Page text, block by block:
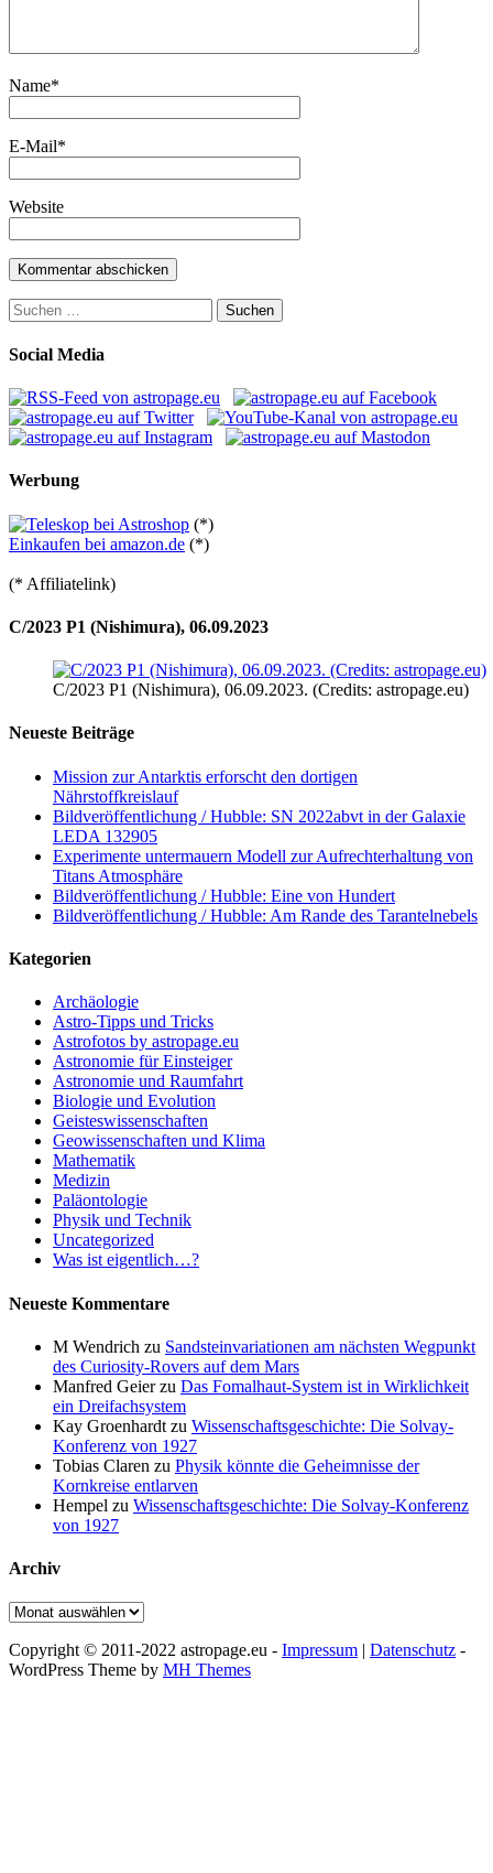
Name*
E-Mail*
Website
Suchen
nach:
Social Media
Werbung
(*)
Einkaufen bei amazon.de (*)
(* Affiliatelink)
C/2023 P1 (Nishimura), 06.09.2023
C/2023 P1 (Nishimura), 06.09.2023. (Credits: astropage.eu)
Neueste Beiträge
Mission zur Antarktis erforscht den dortigen
Nährstoffkreislauf
Bildveröffentlichung / Hubble: SN 2022abvt in der Galaxie
LEDA 132905
Experimente untermauern Modell zur Aufrechterhaltung von
Titans Atmosphäre
Bildveröffentlichung / Hubble: Eine von Hundert
Bildveröffentlichung / Hubble: Am Rande des Tarantelnebels
Kategorien
Archäologie
Astro-Tipps und Tricks
Astrofotos by astropage.eu
Astronomie für Einsteiger
Astronomie und Raumfahrt
Biologie und Evolution
Geisteswissenschaften
Geowissenschaften und Klima
Mathematik
Medizin
Paläontologie
Physik und Technik
Uncategorized
Was ist eigentlich…?
Neueste Kommentare
M Wendrich zu Sandsteinvariationen am nächsten Wegpunkt
des Curiosity-Rovers auf dem Mars
Manfred Geierzu Das Fomalhaut-System ist in Wirklichkeit
ein Dreifachsystem
Kay Groenhardt zu Wissenschaftsgeschichte: Die Solvay-
Konferenz von 1927
Tobias Claren zu Physik könnte die Geheimnisse der
Kornkreise entlarven
Hempel zu Wissenschaftsgeschichte: Die Solvay-Konferenz
von 1927
Archiv
Archiv
Copyright © 2011-2022 astropage.eu - Impressum | Datenschutz -
WordPress Theme by MH Themes